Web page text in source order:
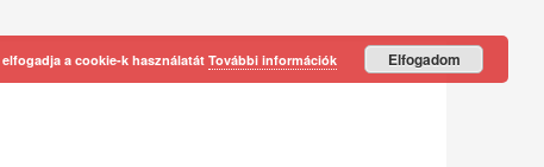
a cookie-k használatát További információk Elfogadom